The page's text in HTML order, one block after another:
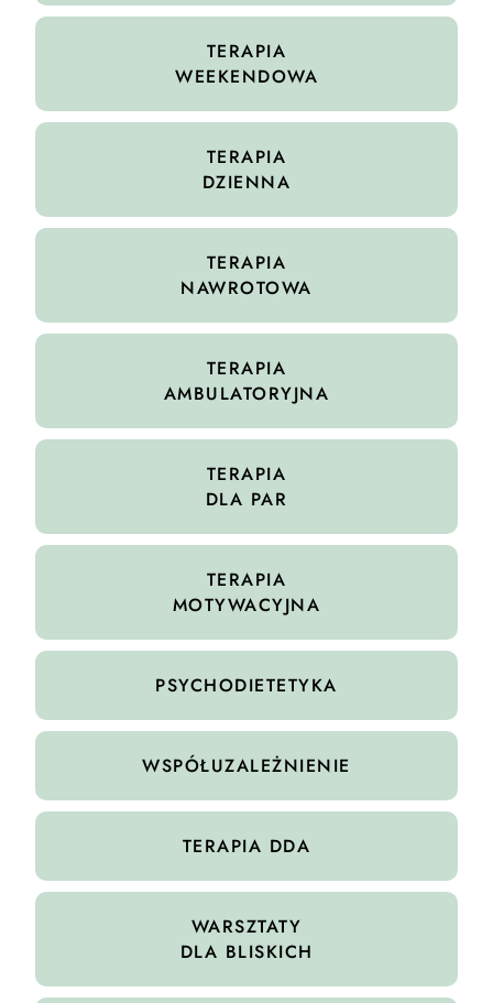
TERAPIA
WEEKENDOWA
TERAPIA
DZIENNA
TERAPIA
NAWROTOWA
TERAPIA
AMBULATORYJNA
TERAPIA
DLA PAR
TERAPIA
MOTYWACYJNA
PSYCHODIETETYKA
WSPÓŁUZALEŻNIENIE
TERAPIA DDA
WARSZTATY
DLA BLISKICH